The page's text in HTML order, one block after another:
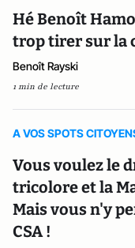
Hé Benoît
trop tirer sur la
Benoît Rayski
1 min de lecture
A VOS SPOTS
Vous voulez le
tricolore et la
Mais vous n'y
CSA !